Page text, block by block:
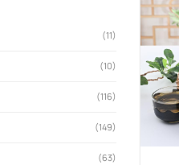
(11)
(10)
(116)
(149)
(63)